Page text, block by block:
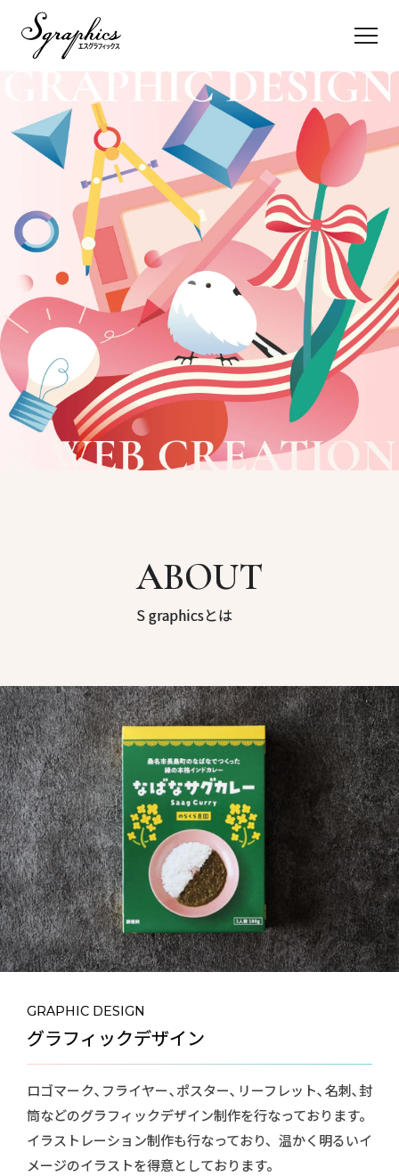
TOP
Sgraphicsについて
制作事例
お問い合わせ
050-3188-6370
ABOUT
S graphicsとは
GRAPHIC DESIGN
グラフィックデザイン
ロゴマーク､フライヤー､ポスター､リーフレット､名刺､封
筒などのグラフィックデザイン制作を行なっております。
イラストレーション制作も行なっており、温かく明るいイ
メージのイラストを得意としております。